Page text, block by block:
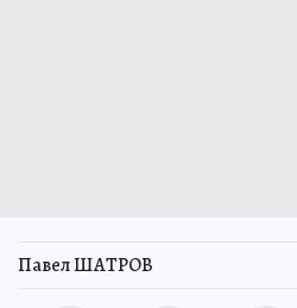
Павел ШАТРОВ